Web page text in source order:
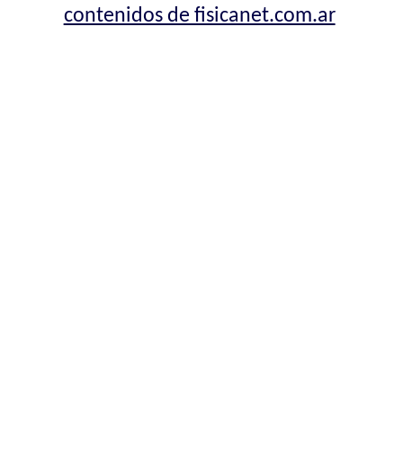
contenidos de fisicanet.com.ar